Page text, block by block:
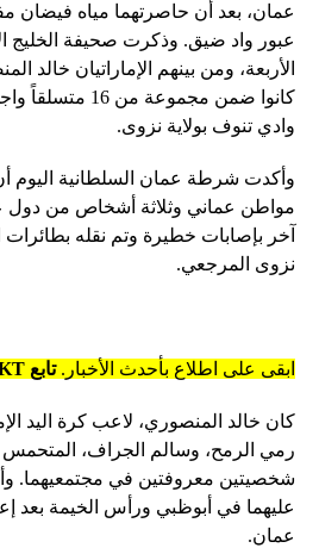
عمان، بعد أن حاصرتهما مياه فيضان
عبور واد ضيق. وذكرت صحيفة الخليج
الأربعة، ومن بينهم الإماراتيان خالد
كانوا ضمن مجموعة
وادي تنوف بولاية نزوى.
وأكدت شرطة عمان السلطانية اليوم
مواطن عماني وثلاثة أشخاص من
آخر بإصابات خطيرة وتم نقله
نزوى المرجعي.
ابقى على اطلاع بأحدث الأخبار.تابع KT على قنوات WhatsApp.
كان خالد المنصوري، لاعب كرة اليد
رمي الرمح، وسالم الجراف، المتحمس
شخصيتين معروفتين في مجتمعيهما.
عليهما في أبوظبي ورأس الخيمة بعد
عمان.